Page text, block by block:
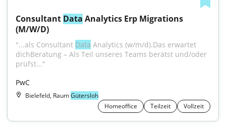
Consultant Data Analytics Erp Migrations
(M/W/D)
"...als Consultant Data Analytics (w/m/d).Das erwartet
dichBeratung – Als Teil unseres Teams berätst und/oder
prüfst..."
PwC
Bielefeld, RaumGütersloh
Homeoffice
Teilzeit Vollzeit